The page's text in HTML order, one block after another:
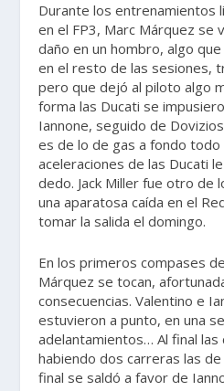
Durante los entrenamientos
en el FP3, Marc Márquez se
daño en un hombro, algo
en el resto de las sesiones,
pero que dejó al piloto algo
forma las Ducati se
Iannone, seguido de
es de lo de gas a fondo todo
aceleraciones de las Ducati
dedo. Jack Miller fue otro de
una aparatosa caída en el
tomar la salida el domingo.
En los primeros compases
Márquez se tocan,
consecuencias. Valentino e
estuvieron a punto, en una
adelantamientos… Al final las
habiendo dos carreras las
final se saldó a favor de